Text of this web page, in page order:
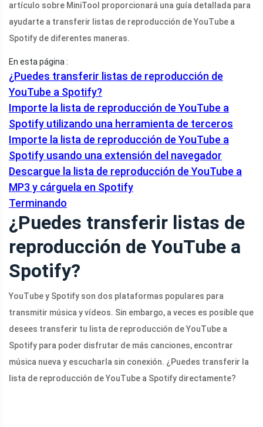
artículo sobre MiniTool proporcionará una guía detallada para
ayudarte a transferir listas de reproducción de YouTube a
Spotify de diferentes maneras.
En esta página :
¿Puedes transferir listas de reproducción de
YouTube a Spotify?
Importe la lista de reproducción de YouTube a
Spotify utilizando una herramienta de terceros
Importe la lista de reproducción de YouTube a
Spotify usando una extensión del navegador
Descargue la lista de reproducción de YouTube a
MP3 y cárguela en Spotify
Terminando
¿Puedes transferir listas de
reproducción de YouTube a
Spotify?
YouTube y Spotify son dos plataformas populares para
transmitir música y vídeos. Sin embargo, a veces es posible que
desees transferir tu lista de reproducción de YouTube a
Spotify para poder disfrutar de más canciones, encontrar
música nueva y escucharla sin conexión. ¿Puedes transferir la
lista de reproducción de YouTube a Spotify directamente?